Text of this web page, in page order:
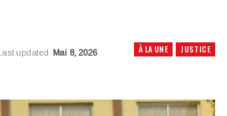
À LA UNE JUSTICE
Last updated Mai 8, 2026